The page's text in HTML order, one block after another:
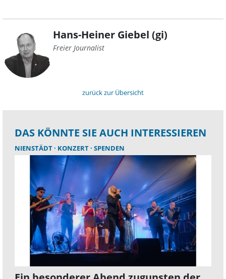
Hans-Heiner Giebel (gi)
Freier Journalist
zurück zur Übersicht
DAS KÖNNTE SIE AUCH INTERESSIEREN
NIENSTÄDT KONZERT SPENDEN